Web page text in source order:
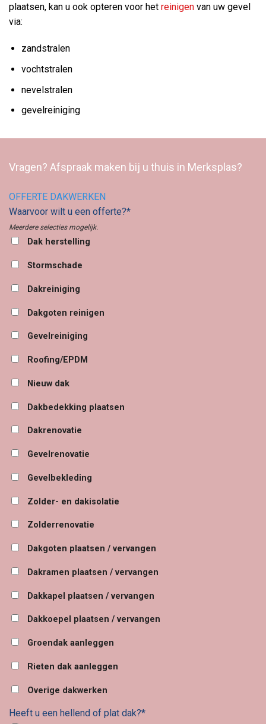
plaatsen, kan u ook opteren voor het reinigen van uw gevel
via:
zandstralen
vochtstralen
nevelstralen
gevelreiniging
Vragen? Afspraak maken bij u thuis in Merksplas?
OFFERTE DAKWERKEN
Waarvoor wilt u een offerte?*
Meerdere selecties mogelijk.
Dak herstelling
Stormschade
Dakreiniging
Dakgoten reinigen
Gevelreiniging
Roofing/EPDM
Nieuw dak
Dakbedekking plaatsen
Dakrenovatie
Gevelrenovatie
Gevelbekleding
Zolder- en dakisolatie
Zolderrenovatie
Dakgoten plaatsen / vervangen
Dakramen plaatsen / vervangen
Dakkapel plaatsen / vervangen
Dakkoepel plaatsen / vervangen
Groendak aanleggen
Rieten dak aanleggen
Overige dakwerken
Heeft u een hellend of plat dak?*